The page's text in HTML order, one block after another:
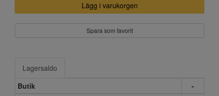
Lägg i varukorgen
Spara som favorit
Lagersaldo
Butik
-